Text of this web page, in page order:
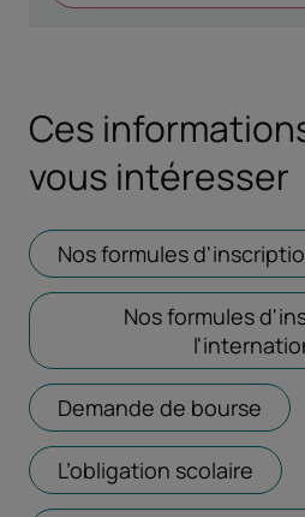
Ces
vous intéresser
Nos formules
Nos formules
Demande de bourse
L’obligation scolaire